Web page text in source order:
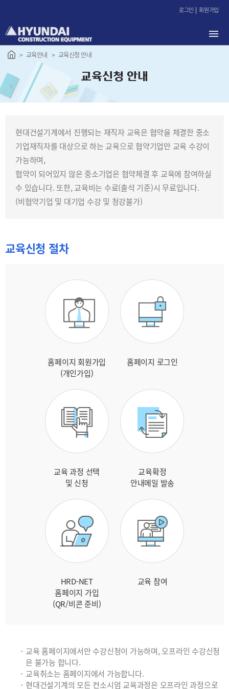
로
가
로그인 회원가입
교육안내 교육신청 안내
교육신청 안내
현대건설기계에서 진행되는 재직자 교육은 협약을 체결한 중소
기업재직자를 대상으로 하는 교육으로 협약기업만 교육 수강이
가능하며,
협약이 되어있지 않은 중소기업은 협약체결 후 교육에 참여하실
수 있습니다. 또한, 교육비는 수료(출석 기준)시 무료입니다.
(비협약기업 및 대기업 수강 및 청강불가)
교육신청 절차
홈페이지 회원가입
(개인가입)
홈페이지 로그인
교육 과정 선택
및 신청
교육확정
안내메일 발송
HRD-NET
홈페이지 가입
(QR/비콘 준비)
교육 참여
교육 홈페이지에서만 수강신청이 가능하며, 오프라인 수강신청
은 불가능 합니다.
교육취소는 홈페이지에서 가능합니다.
현대건설기계의 모든 컨소시엄 교육과정은 오프라인 과정으로